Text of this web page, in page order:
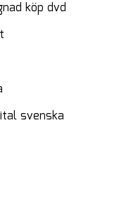
köp dvd
svenska